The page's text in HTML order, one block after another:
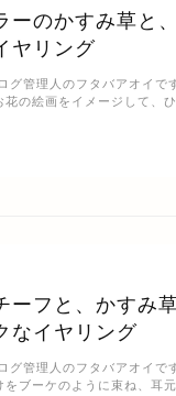
ーのかすみ草と
ヤリング
グ管理人のフタバアオイ
花の絵画をイメージして、
ーフと、かすみ
なイヤリング
グ管理人のフタバアオイ
をブーケのように束ね、耳